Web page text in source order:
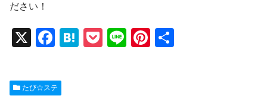
ださい！
X
F
c
e
H
P
Li
Pi
たび☆ステ